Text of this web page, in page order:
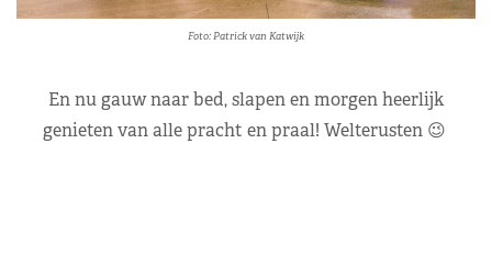
Foto: Patrick van Katwijk
En nu gauw naar bed, slapen en morgen heerlijk
genieten van alle pracht en praal! Welterusten 😉